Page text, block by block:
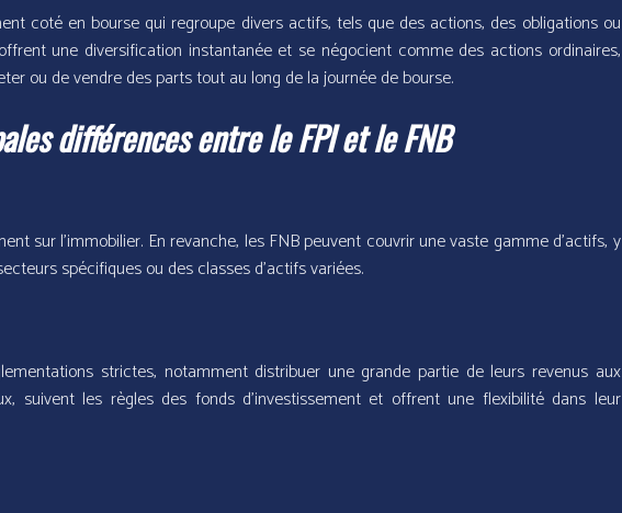
coté en bourse qui regroupe divers actifs, tels que des actions, des obligations ou
une diversification instantanée et se négocient comme des actions ordinaires,
ou de vendre des parts tout au long de la journée de bourse.
différences entre le FPI et le FNB
sur l’immobilier. En revanche, les FNB peuvent couvrir une vaste gamme d’actifs, y
spécifiques ou des classes d’actifs variées.
strictes, notamment distribuer une grande partie de leurs revenus aux
suivent les règles des fonds d’investissement et offrent une flexibilité dans leur